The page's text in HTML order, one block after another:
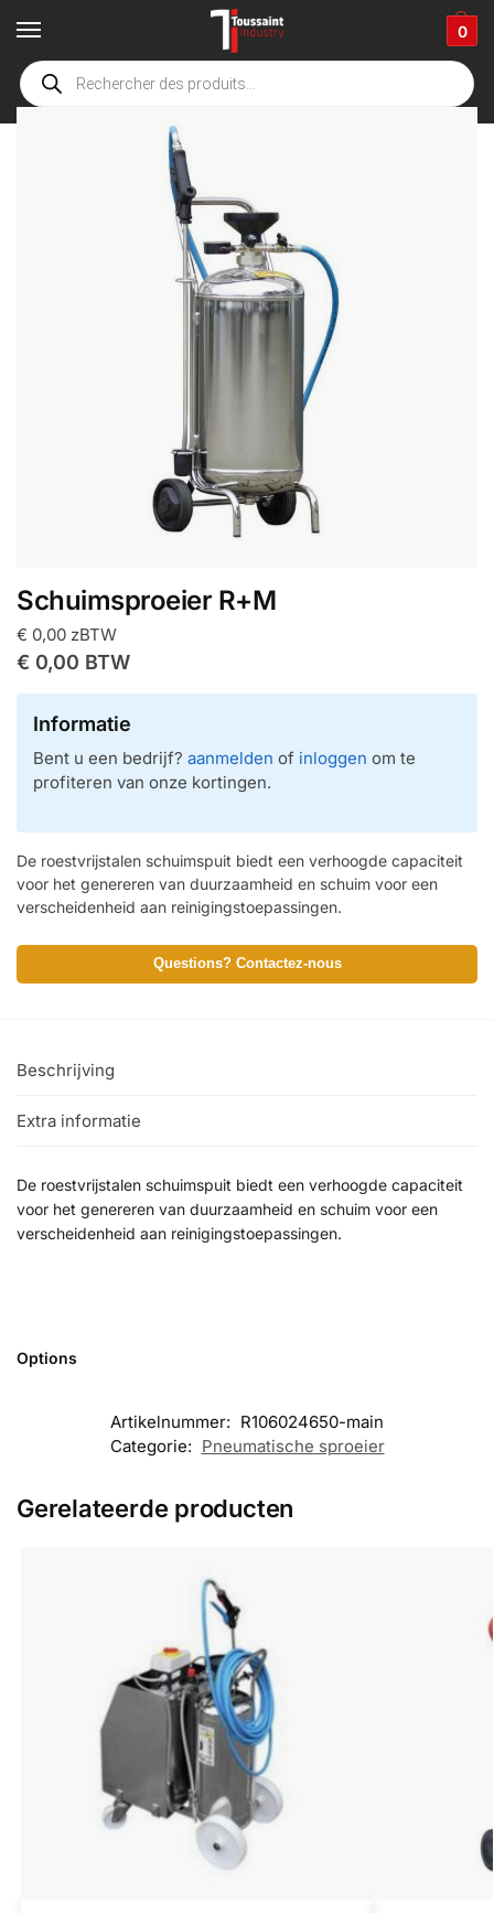
0
Home Winkel / Schoonmaak toebehoren
Schuimsproeier R+M
€ 0,00 zBTW
€ 0,00 BTW
Informatie
Bent u een bedrijf? aanmelden of inloggen om te
profiteren van onze kortingen.
De roestvrijstalen schuimspuit biedt een verhoogde capaciteit
voor het genereren van duurzaamheid en schuim voor een
verscheidenheid aan reinigingstoepassingen.
Questions? Contactez-nous
Beschrijving
Extra informatie
De roestvrijstalen schuimspuit biedt een verhoogde capaciteit
voor het genereren van duurzaamheid en schuim voor een
verscheidenheid aan reinigingstoepassingen.
Options
Artikelnummer: R106024650-main
Categorie: Pneumatische sproeier
Gerelateerde producten